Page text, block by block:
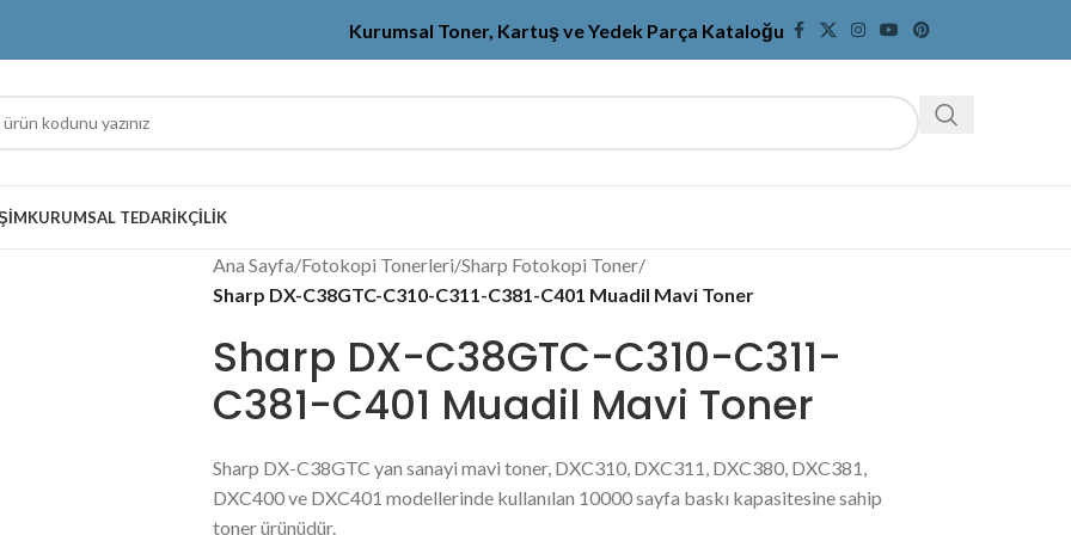
Kurumsal Toner, Kartuş ve Yedek Parça Kataloğu
KURUMSAL TEDARIKÇILIK
Ana Sayfa/Fotokopi Tonerleri/Sharp Fotokopi Toner/
Sharp DX-C38GTC-C310-C311-C381-C401 Muadil Mavi Toner
Sharp DX-C38GTC-C310-C311-
C381-C401 Muadil Mavi Toner
Sharp DX-C38GTC yan sanayi mavi toner, DXC310, DXC311, DXC380, DXC381,
DXC400 ve DXC401 modellerinde kullanılan 10000 sayfa baskı kapasitesine sahip
toner ürünüdür.